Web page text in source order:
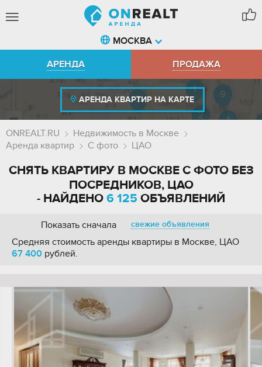
МОСКВА
АРЕНДА
ПРОДАЖА
АРЕНДА КВАРТИР НА КАРТЕ
ONREALT.RU
Недвижимость в Москве
Аренда квартир
С фото ЦАО
СНЯТЬ КВАРТИРУ В МОСКВЕ С ФОТО БЕЗ
ПОСРЕДНИКОВ, ЦАО
- НАЙДЕНО 6 125 ОБЪЯВЛЕНИЙ
Показать сначала свежие объявления
Средняя стоимость аренды квартиры в Москве, ЦАО
67 400 рублей.